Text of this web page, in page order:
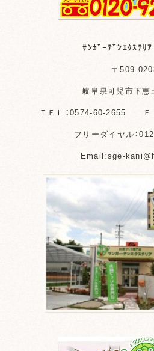
ｻﾝｶﾞｰﾃﾞﾝｴｸｽﾃﾘ
〒509-
岐阜県可児市下恵
ＴＥＬ：0574-60-2655 Ｆ
フリーダイヤル：
Email:sge-